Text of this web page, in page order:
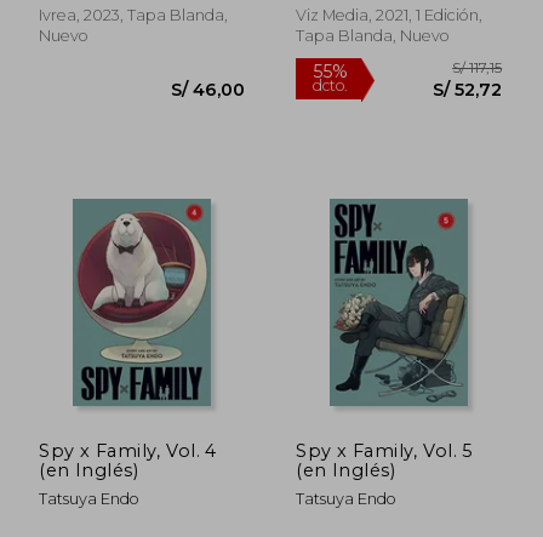
50%
dcto. S/ 73,77
55%
dcto.
Ivrea, 2023, Tapa Blanda,
Nuevo
Viz Media, 2021, 1 Edición,
Tapa Blanda, Nuevo
Spy x Family, Vol. 4
(en Inglés)
Tatsuya Endo
Spy x Family, Vol. 5
(en Inglés)
Tatsuya Endo